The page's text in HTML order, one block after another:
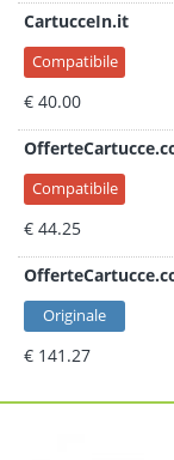
CartucceIn.it
Compatibile
€ 40.00
Compatibile
€ 44.25
Originale
€ 141.27